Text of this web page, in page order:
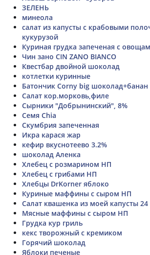
ЗЕЛЕНЬ
минеола
салат из капусты с крабовыми
кукурузой
Куриная грудка запеченая с
Чин зано CIN ZANO BIANCO
Квестбар двойной шоколад
котлетки куринные
Батончик Corny big шоколад+банан
Салат кор.морковь,филе
Сырники "Добрынинский", 8%
Семя Chia
Скумбрия запеченная
Икра карася жар
кефир вкуснотеево 3.2%
шоколад Аленка
Хлебец с розмарином НП
Хлебец с грибами НП
Хлебцы DrKorner яблоко
Куриные маффины с сыром НП
Салат квашенка из моей капусты 24
Мясные маффины с сыром НП
Грудка кур гриль
кекс творожный с кремиком
Горячий шоколад
Яблоки печеные